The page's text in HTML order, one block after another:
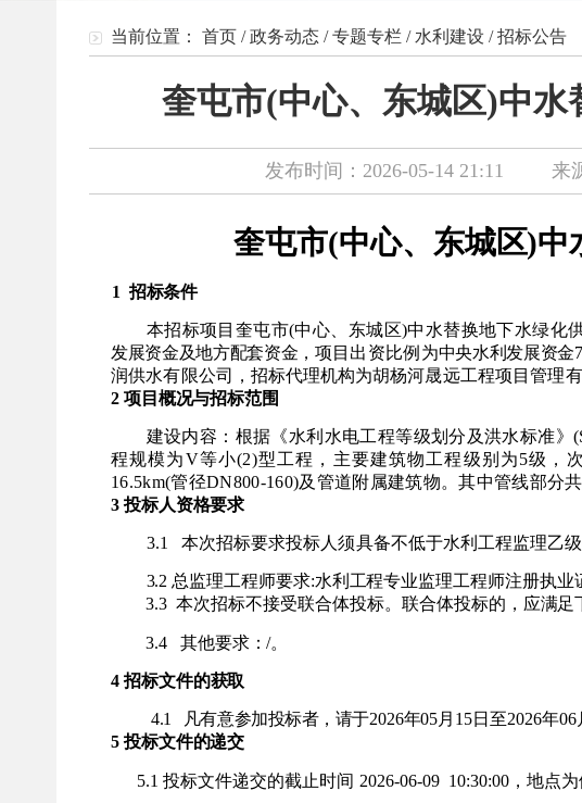
当前位置： 首页 /政务动态 /专题专栏 / 水利建设 /招标公告
奎屯市(中心、东城区)中
发布时间：2026-05-14 21:11 来
奎屯市(中心、东城区)中
1 招标条件
本招标项目奎屯市(中心、东城区)中水替换地下水绿化
发展资金及地方配套资金， 项目出资比例为中央水利发展资金
润供水有限公司
，招标代理机构为胡杨河晟远工程项目管理
2 项目概况与招标范围
建设内容：根据《水利水电工程等级划分及洪水标准》
程规模为V等小(2)型工程，主要建筑物工程级别为5级，
16.5km(管径DN800-160)及管道附属建筑物。其中管线部分
3 投标人资格要求
3.1 本次招标要求投标人须具备不低于水利工程监理乙
3.2 总监理工程师要求:水利工程专业监理工程师注册执
3.3 本次招标不接受联合体投标。联合体投标的，应满足
3.4 其他要求：/。
4 招标文件的获取
4.1 凡有意参加投标者，请于2026年05月15日至2026年
5 投标文件的递交
5.1 投标文件递交的截止时间 2026-06-09 10:30:00，地点